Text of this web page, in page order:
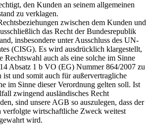
den Kunden an seinem allgemeinen
zu verklagen.
zwischen dem Kunden und
das Recht der Bundesrepublik
insbesondere unter Ausschluss des UN-
(CISG). Es wird ausdrücklich klargestellt,
Rechtswahl auch als eine solche im Sinne
Absatz 1 b VO (EG) Nummer 864/2007 zu
ist und somit auch für außervertragliche
im Sinne dieser Verordnung gelten soll. Ist
zwingend ausländisches Recht
sind unsere AGB so auszulegen, dass der
verfolgte wirtschaftliche Zweck weitest
wird.